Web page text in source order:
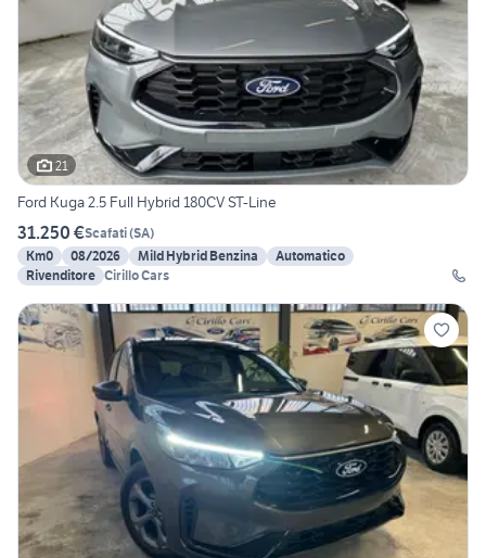
21
Ford Kuga 2.5 Full Hybrid 180CV ST-Line
31.250 €Scafati(SA)
Km0
08/2026 Mild Hybrid Benzina
Automatico
Rivenditore Cirillo Cars